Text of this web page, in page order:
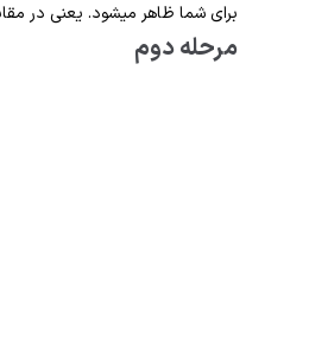
برای شما ظاهر می‎شود. یعنی در مقابل آن دکمه‌ای به نام update قرار می‌گیرد. مانند شکل بالا :
مرحله دوم